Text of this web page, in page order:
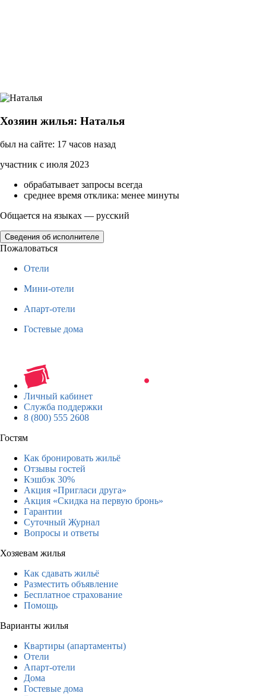
Хозяин жилья: Наталья
был на сайте: 17 часов назад
участник с июля 2023
обрабатывает запросы всегда
среднее время отклика: менее минуты
Общается на языках — русский
Сведения об исполнителе
Пожаловаться
Отели
Мини-отели
Апарт-отели
Гостевые дома
Личный кабинет
Служба поддержки
8 (800) 555 2608
Гостям
Как бронировать жильё
Отзывы гостей
Кэшбэк 30%
Акция «Пригласи друга»
Акция «Скидка на первую бронь»
Гарантии
Суточный Журнал
Вопросы и ответы
Хозяевам жилья
Как сдавать жильё
Разместить объявление
Бесплатное страхование
Помощь
Варианты жилья
Квартиры (апартаменты)
Отели
Апарт-отели
Дома
Гостевые дома